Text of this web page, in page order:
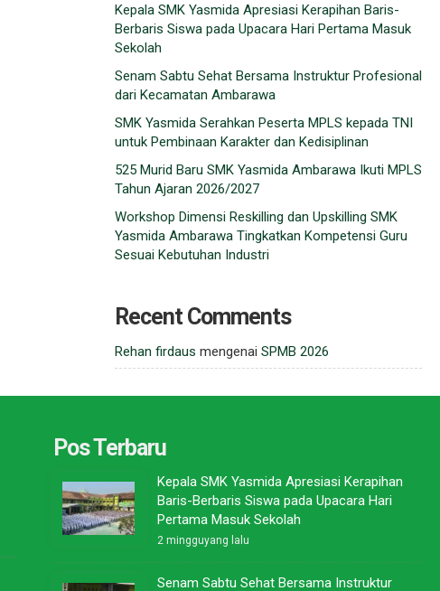
Kepala SMK Yasmida Apresiasi Kerapihan Baris-
Berbaris Siswa pada Upacara Hari Pertama Masuk
Sekolah
Senam Sabtu Sehat Bersama Instruktur Profesional
dari Kecamatan Ambarawa
SMK Yasmida Serahkan Peserta MPLS kepada TNI
untuk Pembinaan Karakter dan Kedisiplinan
525 Murid Baru SMK Yasmida Ambarawa Ikuti MPLS
Tahun Ajaran 2026/2027
Workshop Dimensi Reskilling dan Upskilling SMK
Yasmida Ambarawa Tingkatkan Kompetensi Guru
Sesuai Kebutuhan Industri
Recent Comments
Rehan firdaus mengenai SPMB 2026
Pos Terbaru
Kepala SMK Yasmida Apresiasi Kerapihan
Baris-Berbaris Siswa pada Upacara Hari
Pertama Masuk Sekolah
2 mingguyang lalu
Senam Sabtu Sehat Bersama Instruktur